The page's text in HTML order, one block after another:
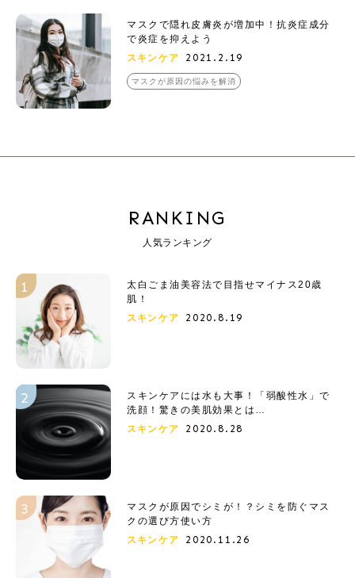
マスクで隠れ皮膚炎が増加中！抗炎症成分
で炎症を抑えよう
スキンケア
2021.2.19
マスクが原因の悩みを解消
RANKING
人気ランキング
太白ごま油美容法で目指せマイナス20歳
肌！
スキンケア
2020.8.19
スキンケアには水も大事！「弱酸性水」で
洗顔！驚きの美肌効果とは…
スキンケア
2020.8.28
マスクが原因でシミが！？シミを防ぐマス
クの選び方使い方
スキンケア
2020.11.26